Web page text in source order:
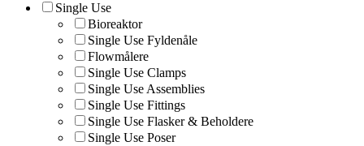
Single Use
Bioreaktor
Single Use Fyldenåle
Flowmålere
Single Use Clamps
Single Use Assemblies
Single Use Fittings
Single Use Flasker & Beholdere
Single Use Poser